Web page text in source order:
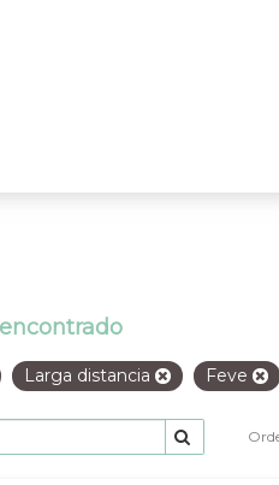
Larga distancia Feve